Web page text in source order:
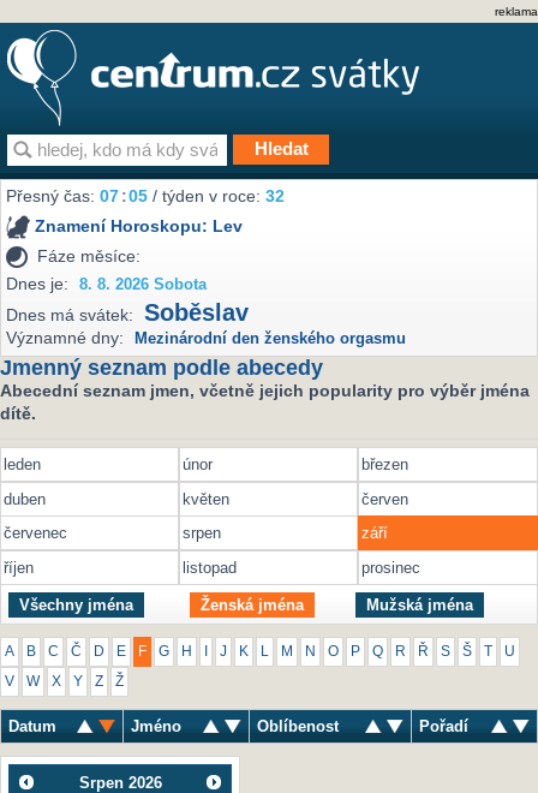
reklama
Přesný čas:07:05 / týden v roce:32
Znamení Horoskopu: Lev
Fáze měsíce:
Dnes je:
8. 8. 2026 Sobota
Dnes má svátek: Soběslav
Významné dny: Mezinárodní den ženského orgasmu
Jmenný seznam podle abecedy
Abecední seznam jmen, včetně jejich popularity pro výběr jména
dítě.
leden únor
březen
duben
květen
červen
červenec
srpen
září
říjen
listopad prosinec
Všechny jména Ženská jména Mužská jména
A B C Č D E F G H J K M N O P Q R Ř S Š U
V W X Y Z Ž
Datum Jméno Oblíbenost Pořadí
Srpen 2026